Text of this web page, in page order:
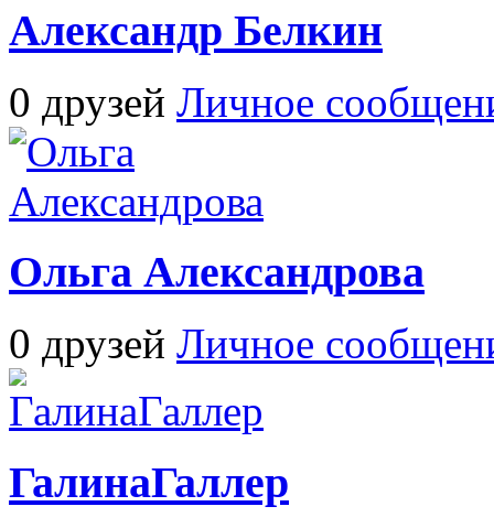
Александр Белкин
0 друзей Личное
Ольга Александрова
0 друзей Личное
ГалинаГаллер